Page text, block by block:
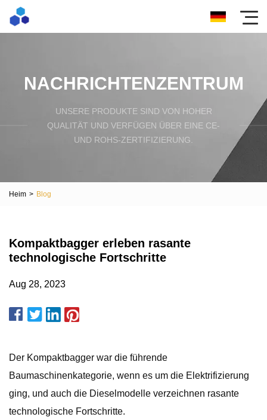
NACHRICHTENZENTRUM
UNSERE PRODUKTE SIND VON HOHER
QUALITÄT UND VERFÜGEN ÜBER EINE CE-
UND ROHS-ZERTIFIZIERUNG.
Heim > Blog
Kompaktbagger erleben rasante
technologische Fortschritte
Aug 28, 2023
Der Kompaktbagger war die führende
Baumaschinenkategorie, wenn es um die Elektrifizierung
ging, und auch die Dieselmodelle verzeichnen rasante
technologische Fortschritte.